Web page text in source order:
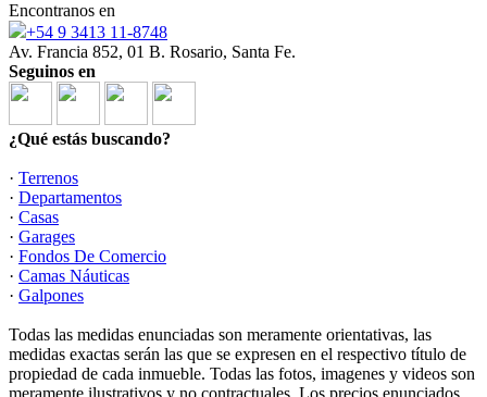
Encontranos en
+54 9 3413 11-8748
Av. Francia 852, 01 B. Rosario, Santa Fe.
Seguinos en
¿Qué estás buscando?
· Terrenos
· Departamentos
· Casas
· Garages
· Fondos De Comercio
· Camas Náuticas
· Galpones
Todas las medidas enunciadas son meramente orientativas, las
medidas exactas serán las que se expresen en el respectivo título de
propiedad de cada inmueble. Todas las fotos, imagenes y videos son
meramente ilustrativos y no contractuales. Los precios enunciados